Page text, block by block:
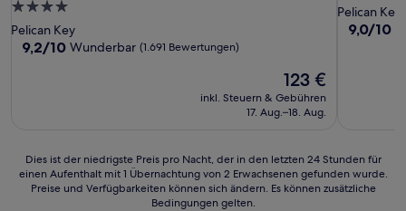
4.0-
Sterne-
Unterkunft
Pelican Key
9.2
9,2/10 Wunderbar (1.691 Bewertungen)
Der
Preis
beträgt
123 €
inkl. Steuern & Gebühren
17. Aug.–18. Aug.
Sterne-
Pelican Key
9.0
9,0/10
Dies
ist
Dies ist der niedrigste Preis pro Nacht, der in den letzten 24 Stunden für
einen Aufenthalt mit 1 Übernachtung von 2 Erwachsenen gefunden wurde.
Preise und Verfügbarkeiten können sich ändern. Es können zusätzliche
Bedingungen gelten.